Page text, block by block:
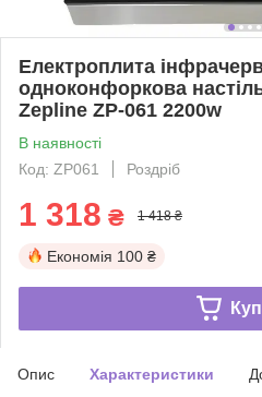
Електроплита
одноконфоркова
Zepline ZP-061 2200w
В наявності
Код: ZP061
Роздріб
1 318 ₴ 1 418 ₴
Економія 100 ₴
Опис Характеристики